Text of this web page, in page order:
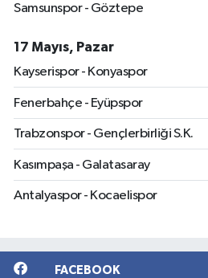
Samsunspor - Göztepe
17 Mayıs, Pazar
Kayserispor - Konyaspor
Fenerbahçe - Eyüpspor
Trabzonspor - Gençlerbirliği S.K.
Kasımpaşa - Galatasaray
Antalyaspor - Kocaelispor
FACEBOOK